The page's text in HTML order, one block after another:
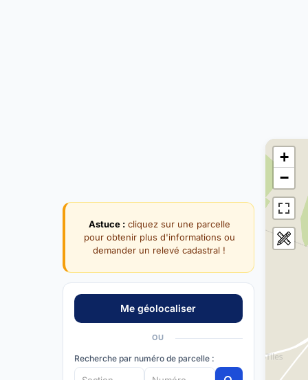
Astuce :cliquez sur une parcelle
pour obtenir plus d'informations ou
demander un relevé cadastral !
OU
Recherche par numéro de parcelle :
+
−